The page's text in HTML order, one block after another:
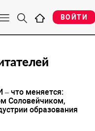
ВОЙТИ
– что меняется:
Соловейчиком,
образования